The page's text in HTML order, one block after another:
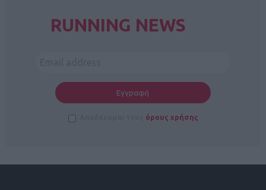
RUNNING NEWS
όρους χρήσης